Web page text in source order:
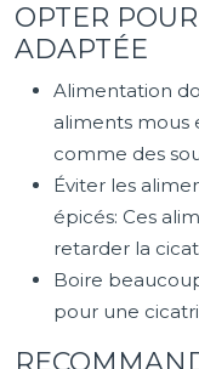
OPTER
ADAPTÉE
Alimentation
aliments mous
comme des
Éviter les
épicés: Ces
retarder la
Boire
pour une